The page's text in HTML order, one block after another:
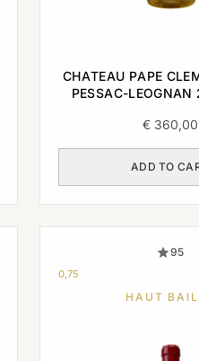
CHATEAU PAPE
PESSAC-
€360,00
ADD TO
95
0,75
HAUT